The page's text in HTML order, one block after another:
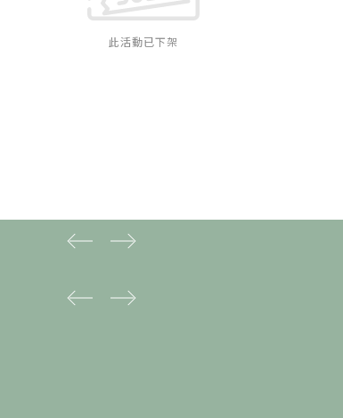
此活動已下架
prev next
prev
next